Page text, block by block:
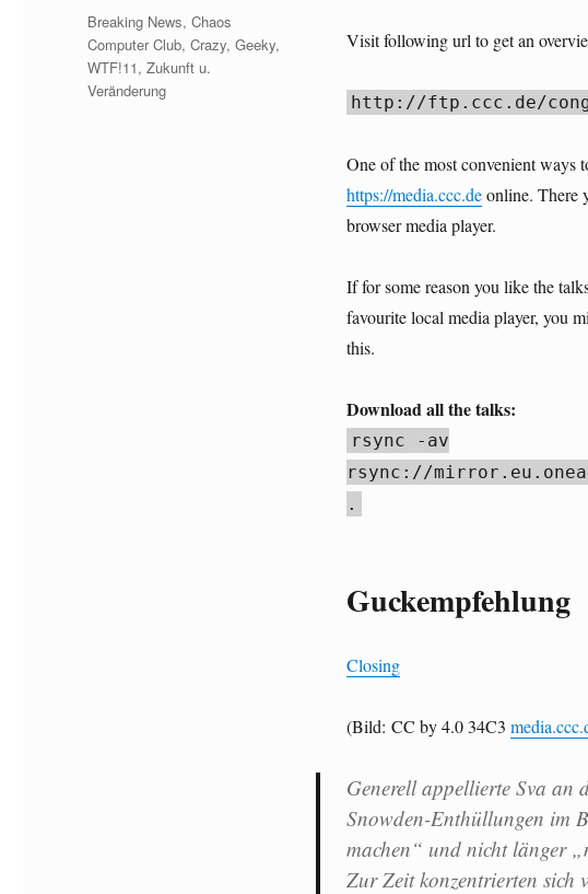
Visit following url to get an
http://ftp.ccc.de/
One of the most convenient ways
https://media.ccc.deonline. There
browser media player.
If for some reason you like the
favourite local media player, you
this.
Download all the talks:
rsync -av
rsync://
.
Guckempfehlung
Closing
(Bild: CC by 4.0 34C3
Generell appellierte Sva an
Snowden-Enthüllungen im
machen“ und nicht länger
Zur Zeit konzentrierten sich
am
Kategorien
Breaking News,Chaos
Computer Club,Crazy, Geeky,
WTF!11,Zukunft u.
Veränderung